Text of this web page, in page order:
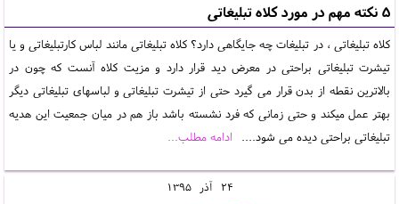
5 نکته مهم در مورد کلاه تبلیغاتی
کلاه تبلیغاتی ، در تبلیغات چه جایگاهی دارد؟ کلاه تبلیغاتی مانند لباس کارتبلیغاتی و یا
تیشرت تبلیغاتی براحتی در معرض دید قرار دارد و مزیت کلاه آنست که چون در
بالاترین نقطه از بدن قرار می گیرد حتی از تیشرت تبلیغاتی و لباسهای تبلیغاتی دیگر
بهتر عمل میکند و حتی زمانی که فرد نشسته باشد باز هم در میان جمعیت این هدیه
تبلیغاتی براحتی دیده می شود.... ادامه مطلب...
24 آذر 1395